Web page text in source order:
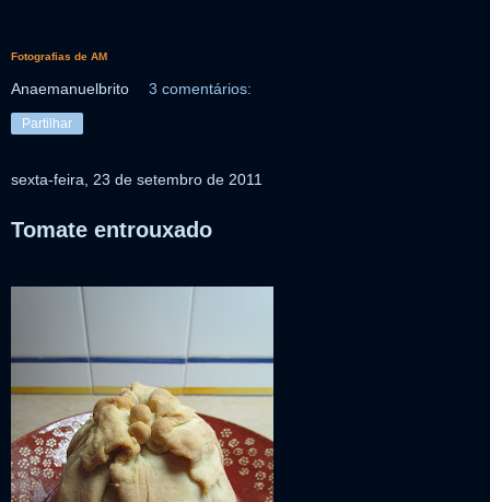
Fotografias de AM
Anaemanuelbrito 3 comentários:
Partilhar
sexta-feira, 23 de setembro de 2011
Tomate entrouxado